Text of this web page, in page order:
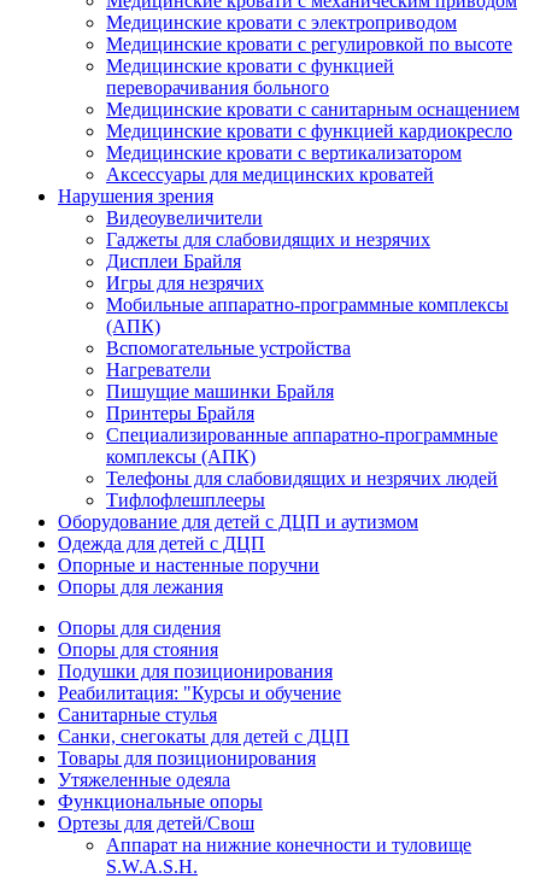
Медицинские кровати с электроприводом
Медицинские кровати с регулировкой по высоте
Медицинские кровати с функцией
переворачивания больного
Медицинские кровати с санитарным оснащением
Медицинские кровати с функцией кардиокресло
Медицинские кровати с вертикализатором
Аксессуары для медицинских кроватей
Нарушения зрения
Видеоувеличители
Гаджеты для слабовидящих и незрячих
Дисплеи Брайля
Игры для незрячих
Мобильные аппаратно-программные комплексы
(АПК)
Вспомогательные устройства
Нагреватели
Пишущие машинки Брайля
Принтеры Брайля
Специализированные аппаратно-программные
комплексы (АПК)
Телефоны для слабовидящих и незрячих людей
Тифлофлешплееры
Оборудование для детей с ДЦП и аутизмом
Одежда для детей с ДЦП
Опорные и настенные поручни
Опоры для лежания
Опоры для сидения
Опоры для стояния
Подушки для позиционирования
Реабилитация: "Курсы и обучение
Санитарные стулья
Санки, снегокаты для детей с ДЦП
Товары для позиционирования
Утяжеленные одеяла
Функциональные опоры
Ортезы для детей/Свош
Аппарат на нижние конечности и туловище
S.W.A.S.H.